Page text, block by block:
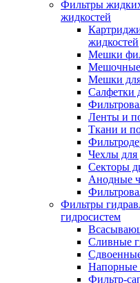
Фильтры
жидкостей
жидкостей
Мешки
Мешки для
Салфетки
Ленты и
Ткани и
Чехлы для
Секторы
Анодные
Фильтры
гидросистем
Сливные
Напорные
Фильтр-